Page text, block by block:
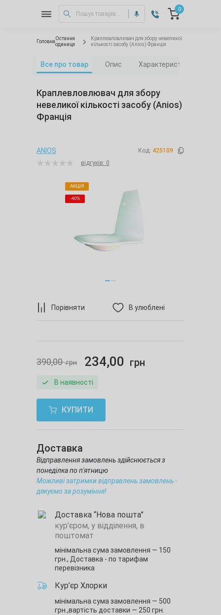
0
Головна
Остання
одиниця
Краплевловлювач для збору невеликої
кількості засобу (Anios) Франція
Все про товар Опис Характеристики
АКЦІЯ
-40%
Порівняти В улюблені
Краплевловлювач для збору
невеликої кількості засобу (Anios)
Франція
ANIOS Код: 425109
відгуків: 0
390,00грн 234,00 грн
В наявності
КУПИТИ
Доставка
Відправлення замовлень здійснюється з
понеділка по п'ятницю
Можливі затримки відправлень замовлень -
дякуємо за розуміння!
Доставка “Нова пошта”
кур’єром, у відділення, в
поштомат
мінімальна сума замовлення — 150
грн., Доставка - по тарифам
перевізника
Кур’єр Хлорки
мінімальна сума замовлення — 500
грн.,вартість доставки — 250 грн.